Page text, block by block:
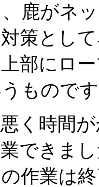
鹿がネ
策とし
部にロ
もので
く時間
できま
作業は